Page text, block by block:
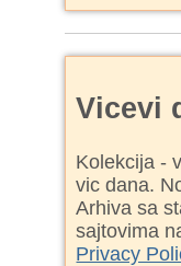
Vicevi
Kolekcija -
vic dana.
Arhiva sa
sajtovima
Privacy